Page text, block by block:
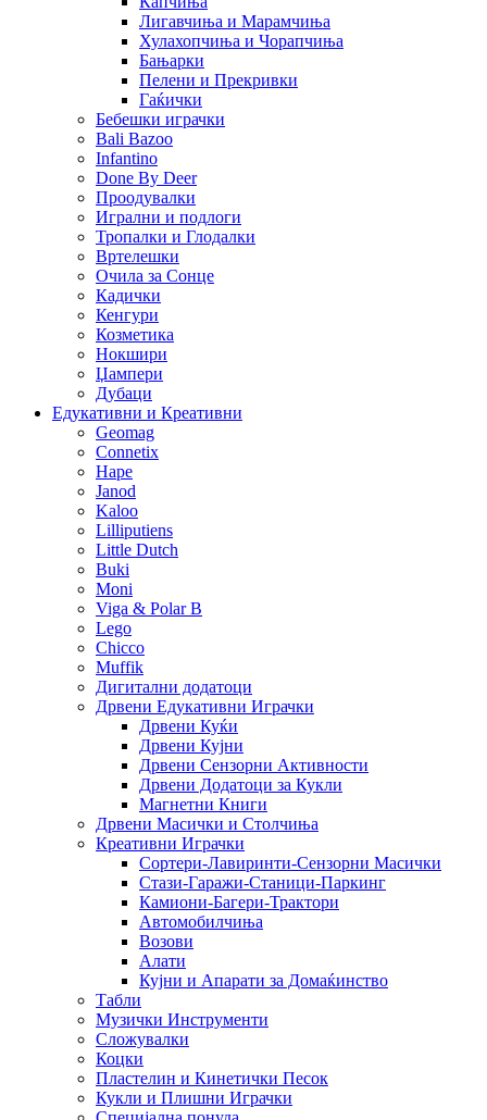
Лигавчиња и Марамчиња
Хулахопчиња и Чорапчиња
Бањарки
Пелени и Прекривки
Гаќички
Бебешки играчки
Bali Bazoo
Infantino
Done By Deer
Проодувалки
Игрални и подлоги
Тропалки и Глодалки
Вртелешки
Очила за Сонце
Кадички
Кенгури
Козметика
Нокшири
Џампери
Дубаци
Едукативни и Креативни
Geomag
Connetix
Hape
Janod
Kaloo
Lilliputiens
Little Dutch
Buki
Moni
Viga & Polar B
Lego
Chicco
Muffik
Дигитални додатоци
Дрвени Едукативни Играчки
Дрвени Куќи
Дрвени Кујни
Дрвени Сензорни Активности
Дрвени Додатоци за Кукли
Магнетни Книги
Дрвени Масички и Столчиња
Креативни Играчки
Сортери-Лавиринти-Сензорни Масички
Стази-Гаражи-Станици-Паркинг
Камиони-Багери-Трактори
Автомобилчиња
Возови
Алати
Кујни и Апарати за Домаќинство
Табли
Музички Инструменти
Сложувалки
Коцки
Пластелин и Кинетички Песок
Кукли и Плишни Играчки